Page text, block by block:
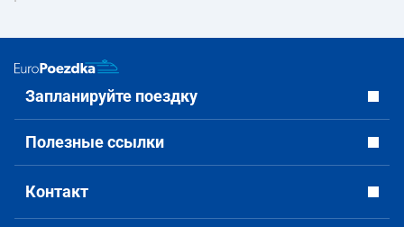
Запланируйте поездку
Полезные ссылки
Контакт